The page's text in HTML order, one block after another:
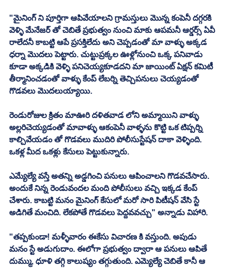
"మైనింగ్ ని పూర్తిగా ఆపివేయాలని గ్రామస్తులు మొన్న కంపెనీ దగ్గరకి
వెళ్ళి మేనేజర్ తో చెబితే ప్రభుత్వం నుంచి మాకు ఆపమనీ ఆర్డర్స్ ఏవీ
రాలేదనీ కాబట్టి ఆపే ప్రసక్తిలేదు అని చెప్పడంతో మా వాళ్ళు అక్కడ
ధర్నా మొదలు పెట్టారు. చుట్టుప్రక్కల ఊళ్లోనుంచి ఒక్క పనివాడు
కూడా అక్కడికి వెళ్ళి పనిచెయ్యకూడదని మా జాయింట్ ఏక్షన్ కమిటీ
తీర్మానించడంతో వాళ్ళు కేంప్ లేబర్ని తెచ్చిపనులు చెయ్యడంతో
గొడవలు మొదలుయ్యాయి.
రెండురోజుల క్రితం మాఊరి దళితవాడ లోని అమ్మాయిని వాళ్ళు
అల్లరిచెయ్యడంతో మావాళ్ళు ఆకంపెనీ వాళ్ళను కొట్టి ఒక టిప్పర్ని
కాల్చివేయడం తో గొడవలు ముదిరి పోలీసుస్టేషన్ దాకా వెళ్ళింది.
ఒకళ్ల మీద ఒకళ్లు కేసులు పెట్టుకున్నారు.
ఎమ్యేల్యే వస్తే అతన్ని అడ్డగించి పనులు ఆపించాలని గొడవచేసారు.
అందుకే నిన్న రెండువందల మంది పోలీసులు వచ్చి ఇక్కడ కేంప్
చేశారు. కాబట్టి మనం మైనింగ్ కేసులో మరో సారి పిటీషన్ వేసి స్టే
అడిగితే మంచిది. లేకపోతే గొడవలు పెద్దవవచ్చు" అన్నాడు విహారి.
"తప్పకుండా! మళ్ళీవారం ఈకేసు విచారణ కి వస్తుంది. అపుడు
మనం స్టే అడుగుదాం. ఈలోగా ప్రభుత్వం ద్వారా ఆ పనులు ఆపితే
దుమ్ము, ధూళి తగ్గి కాలుష్యం తగ్గుతుంది. ఎమ్యెల్యే చెబితే కానీ ఆ